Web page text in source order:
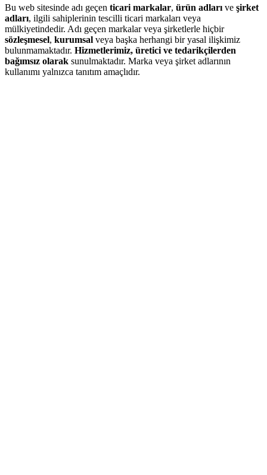
Bu web sitesinde adı geçen ticari markalar, ürün adları ve şirket
adları, ilgili sahiplerinin tescilli ticari markaları veya
mülkiyetindedir. Adı geçen markalar veya şirketlerle hiçbir
sözleşmesel, kurumsal veya başka herhangi bir yasal ilişkimiz
bulunmamaktadır. Hizmetlerimiz, üretici ve tedarikçilerden
bağımsız olarak sunulmaktadır. Marka veya şirket adlarının
kullanımı yalnızca tanıtım amaçlıdır.